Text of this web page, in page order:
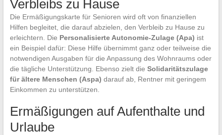
Verbleibs zu Hause
Die Ermäßigungskarte für Senioren wird oft von finanziellen
Hilfen begleitet, die darauf abzielen, den Verbleib zu Hause zu
erleichtern. Die Personalisierte Autonomie-Zulage (Apa) ist
ein Beispiel dafür: Diese Hilfe übernimmt ganz oder teilweise die
notwendigen Ausgaben für die Anpassung des Wohnraums oder
die tägliche Unterstützung. Ebenso zielt die Solidaritätszulage
für ältere Menschen (Aspa) darauf ab, Rentner mit geringem
Einkommen zu unterstützen.
Ermäßigungen auf Aufenthalte und
Urlaube